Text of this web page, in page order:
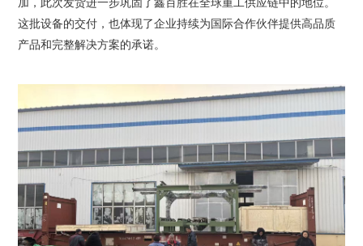
与
活
模
开
模
器
于
2025
这批设备的交付，也体现了企业持续为国际合作伙伴提供高品质
产品和完整解决方案的承诺。